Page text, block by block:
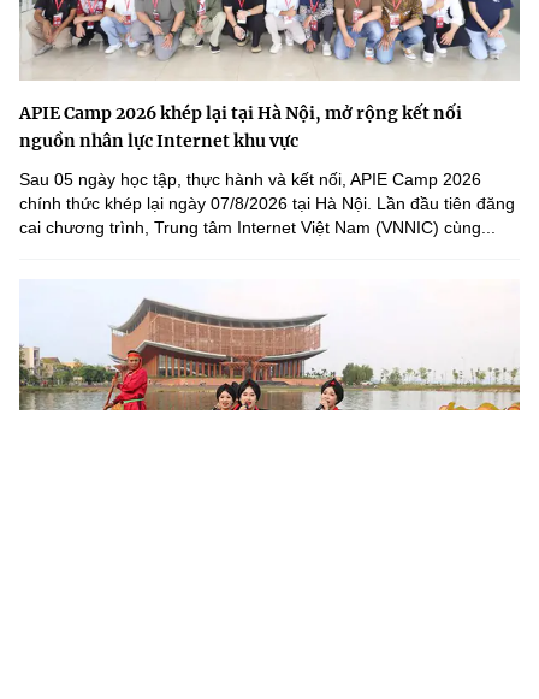
APIE Camp 2026 khép lại tại Hà Nội, mở rộng kết nối
nguồn nhân lực Internet khu vực
Sau 05 ngày học tập, thực hành và kết nối, APIE Camp 2026
chính thức khép lại ngày 07/8/2026 tại Hà Nội. Lần đầu tiên đăng
cai chương trình, Trung tâm Internet Việt Nam (VNNIC) cùng...